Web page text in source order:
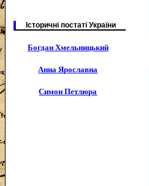
Історичні постаті України
Богдан Хмельницький
Анна Ярославна
Симон Петлюра